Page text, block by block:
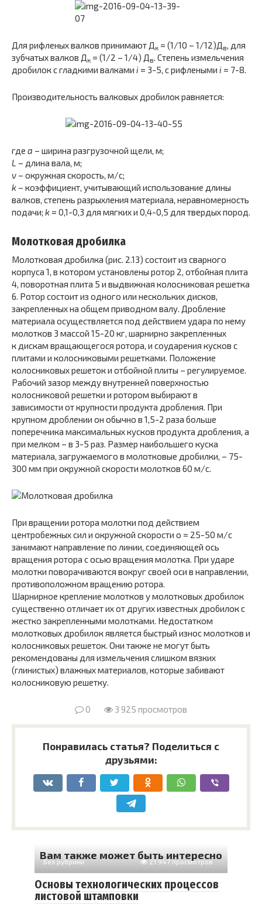
Для рифленых валков принимают Дк = (1/10 – 1/12)Дв, для
зубчатых валков Дк = (1/2 – 1/4) Дв. Степень измельчения
дробилок с гладкими валками i = 3-5, с рифлеными i = 7-8.
Производительность валковых дробилок равняется:
где a – ширина разгрузочной щели, м;
L – длина вала, м;
v – окружная скорость, м/с;
k – коэффициент, учитывающий использование длины
валков, степень разрыхления материала, неравномерность
подачи; k = 0,1-0,3 для мягких и 0,4-0,5 для твердых пород.
Молотковая дробилка
Молотковая дробилка (рис. 2.13) состоит из сварного
корпуса 1, в котором установлены ротор 2, отбойная плита
4, поворотная плита 5 и выдвижная колосниковая решетка
6. Ротор состоит из одного или нескольких дисков,
закрепленных на общем приводном валу. Дробление
материала осуществляется под действием удара по нему
молотков 3 массой 15-20 кг, шарнирно закрепленных
к дискам вращающегося ротора, и соударения кусков с
плитами и колосниковыми решетками. Положение
колосниковых решеток и отбойной плиты – регулируемое.
Рабочий зазор между внутренней поверхностью
колосниковой решетки и ротором выбирают в
зависимости от крупности продукта дробления. При
крупном дроблении он обычно в 1,5-2 раза больше
поперечника максимальных кусков продукта дробления, а
при мелком – в 3-5 раз. Размер наибольшего куска
материала, загружаемого в молотковые дробилки, – 75-
300 мм при окружной скорости молотков 60 м/с.
При вращении ротора молотки под действием
центробежных сил и окружной скорости о = 25-50 м/с
занимают направление по линии, соединяющей ось
вращения ротора с осью вращения молотка. При ударе
молотки поворачиваются вокруг своей оси в направлении,
противоположном вращению ротора.
Шарнирное крепление молотков у молотковых дробилок
существенно отличает их от других известных дробилок с
жестко закрепленными молотками. Недостатком
молотковых дробилок является быстрый износ молотков и
колосниковых решеток. Они также не могут быть
рекомендованы для измельчения слишком вязких
(глинистых) влажных материалов, которые забивают
колосниковую решетку.
0 3 925 просмотров
Понравилась статья? Поделиться с
друзьями:
Вам также может быть интересно
Без рубрики 21 947 просмотров
Основы технологических процессов
листовой штамповки